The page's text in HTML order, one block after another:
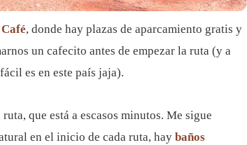
, donde hay plazas de aparcamiento gratis y
un cafecito antes de empezar la ruta (y a
es en este país jaja).
que está a escasos minutos. Me sigue
en el inicio de cada ruta, hay baños